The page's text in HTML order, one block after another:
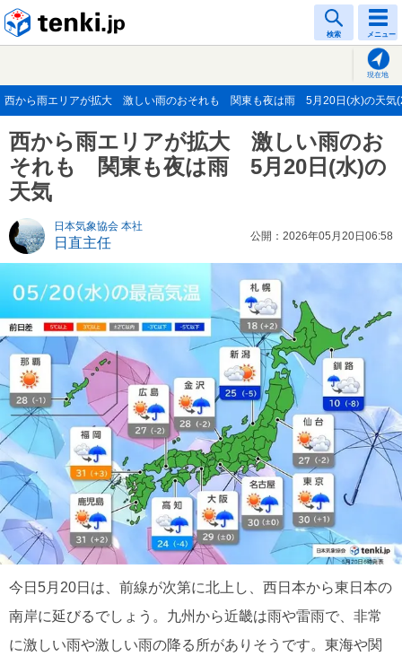
検索 メニュー
現在地
西から雨エリアが拡大 激しい雨のおそれも 関東も夜は雨 5月20日(水)の天気
西から雨エリアが拡大 激しい雨のお
それも 関東も夜は雨 5月20日(水)の
天気
日本気象協会 本社
日直主任 公開：2026年05月20日06:58
今日5月20日は、前線が次第に北上し、西日本から東日本の
南岸に延びるでしょう。九州から近畿は雨や雷雨で、非常
に激しい雨や激しい雨の降る所がありそうです。東海や関